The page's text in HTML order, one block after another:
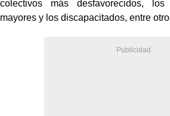
colectivos más desfavorecidos,
mayores y los discapacitados, entre